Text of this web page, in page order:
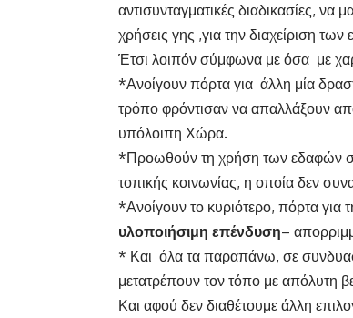
αντισυνταγματικές διαδικασίες, να
χρήσεις γης ,για την διαχείριση
Έτσι λοιπόν σύμφωνα με όσα με
*Ανοίγουν πόρτα για άλλη μία
τρόπο φρόντισαν να απαλλάξουν
υπόλοιπη Χώρα.
*Προωθούν τη χρήση των εδαφών
τοπικής κοινωνίας, η οποία δεν
*Ανοίγουν το κυριότερο, πόρτα για
υλοποιήσιμη επένδυση–
* Και όλα τα παραπάνω, σε
μετατρέπουν τον τόπο με απόλυτη
Και αφού δεν διαθέτουμε άλλη